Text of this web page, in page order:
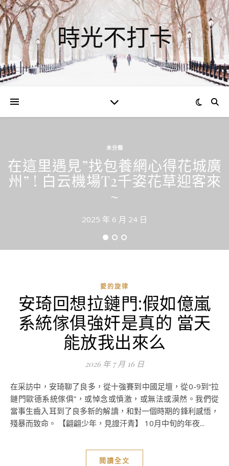
時光不打卡
未分類
在這里遇見”找包養網心得花城廣
州” ! 白云機場T2千姿花草迎客來
~
2025 年 6 月 24 日
愛的旋律
安琦回想拉鏈門:假如億嵐
系統傢俱強奸是真的 當天
能放我出來么
2026 年 7 月 16 日
在采訪中，安琦聊了良多，從十強賽到中國足壇，從0-9到“拉
鏈門歐德系統傢俱”，或悼念或憤激，或無法或漠然。我們從
當事生齒入耳到了良多新的解讀，和對一個時期的鋒利感悟，
殘暴而致命。 【翩翩少年，見證汗青】 10月中旬的年夜...
閱讀全文